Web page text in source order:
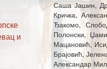
Саша Јашин,
Кричка,
Ђакомо,
Полонски,
Мацановић,
Брајовић,
Александар
и